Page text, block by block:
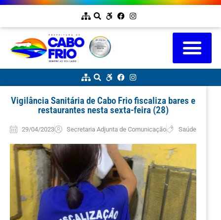
Vigilância Sanitária de Cabo Frio fiscaliza bares e
restaurantes nesta sexta-feira (28)
29/04/2023 Secretaria Adjunta de Comunicação Saúde